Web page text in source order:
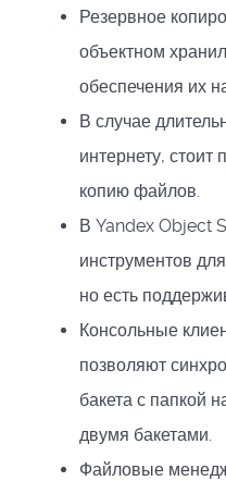
Резервное
объектном
обеспечения их
В случае
интернету, стоит
копию файлов.
В Yandex Object
инструментов
но есть
Консольные
позволяют
бакета с папкой
двумя бакетами.
Файловые